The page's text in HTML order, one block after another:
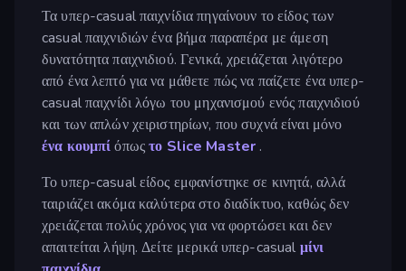
Τα υπερ-casual παιχνίδια πηγαίνουν το είδος των
casual παιχνιδιών ένα βήμα παραπέρα με άμεση
δυνατότητα παιχνιδιού. Γενικά, χρειάζεται λιγότερο
από ένα λεπτό για να μάθετε πώς να παίζετε ένα υπερ-
casual παιχνίδι λόγω του μηχανισμού ενός παιχνιδιού
και των απλών χειριστηρίων, που συχνά είναι μόνο
ένα κουμπίόπωςτο Slice Master .
Το υπερ-casual είδος εμφανίστηκε σε κινητά, αλλά
ταιριάζει ακόμα καλύτερα στο διαδίκτυο, καθώς δεν
χρειάζεται πολύς χρόνος για να φορτώσει και δεν
απαιτείται λήψη. Δείτε μερικά υπερ-casual μίνι